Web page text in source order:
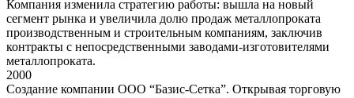
Компания изменила стратегию работы: вышла на новый
сегмент рынка и увеличила долю продаж металлопроката
производственным и строительным компаниям, заключив
контракты с непосредственными заводами-изготовителями
металлопроката.
2000
Создание компании ООО “Базис-Сетка”. Открывая торговую